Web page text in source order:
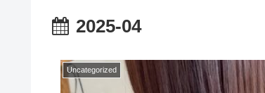
2025-04
Uncategorized